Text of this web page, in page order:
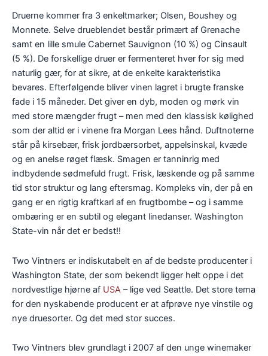
Druerne kommer fra 3 enkeltmarker; Olsen, Boushey og
Monnete. Selve drueblendet består primært af Grenache
samt en lille smule Cabernet Sauvignon (10 %) og Cinsault
(5 %). De forskellige druer er fermenteret hver for sig med
naturlig gær, for at sikre, at de enkelte karakteristika
bevares. Efterfølgende bliver vinen lagret i brugte franske
fade i 15 måneder. Det giver en dyb, moden og mørk vin
med store mængder frugt – men med den klassisk kølighed
som der altid er i vinene fra Morgan Lees hånd. Duftnoterne
står på kirsebær, frisk jordbærsorbet, appelsinskal, kvæde
og en anelse røget flæsk. Smagen er tanninrig med
indbydende sødmefuld frugt. Frisk, læskende og på samme
tid stor struktur og lang eftersmag. Kompleks vin, der på en
gang er en rigtig kraftkarl af en frugtbombe – og i samme
ombæring er en subtil og elegant linedanser. Washington
State-vin når det er bedst!!
Two Vintners er indiskutabelt en af de bedste producenter i
Washington State, der som bekendt ligger helt oppe i det
nordvestlige hjørne af USA – lige ved Seattle. Det store tema
for den nyskabende producent er at afprøve nye vinstile og
nye druesorter. Og det med stor succes.
Two Vintners blev grundlagt i 2007 af den unge winemaker